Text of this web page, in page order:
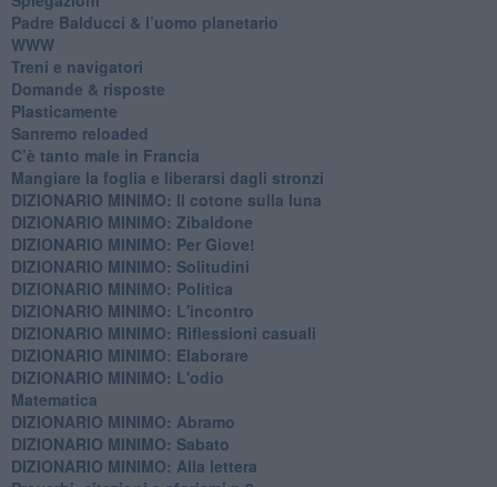
Padre Balducci & l’uomo planetario
WWW
​Treni e navigatori
​Domande & risposte
​Plasticamente
Sanremo reloaded
C’è tanto male in Francia
​Mangiare la foglia e liberarsi dagli stronzi
DIZIONARIO MINIMO: Il cotone sulla luna
DIZIONARIO MINIMO: Zibaldone
DIZIONARIO MINIMO: Per Giove!
DIZIONARIO MINIMO: Solitudini
DIZIONARIO MINIMO: Politica
DIZIONARIO MINIMO: L'incontro
DIZIONARIO MINIMO: Riflessioni casuali
DIZIONARIO MINIMO: Elaborare
DIZIONARIO MINIMO: L'odio
​Matematica
DIZIONARIO MINIMO: Abramo
DIZIONARIO MINIMO: Sabato
​DIZIONARIO MINIMO: Alla lettera